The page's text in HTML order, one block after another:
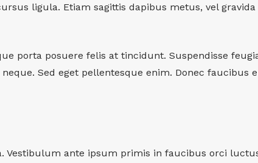
ligula. Etiam sagittis dapibus metus, vel gravida
porta posuere felis at tincidunt. Suspendisse
Sed eget pellentesque enim. Donec faucibus
Vestibulum ante ipsum primis in faucibus orci